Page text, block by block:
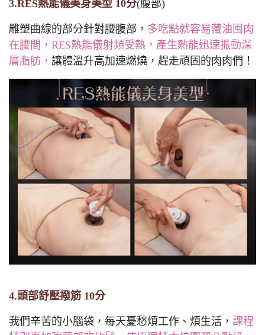
3.RES熱能儀美身美型 10分(腹部)
雕塑曲線的部分針對腰腹部， 多吃點就容易藏油囤肉
在腰間，RES熱能儀射頻受熱，產生熱能迅速振動深
層脂肪， 讓體溫升高加速燃燒，趕走頑固的肉肉們！
4.頭部舒壓撥筋 10分
我們辛苦的小腦袋，每天憂愁煩工作、煩生活， 課程